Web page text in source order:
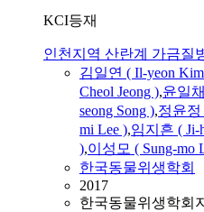
KCI등재
인천지역 산란계 가금질
김일연 ( Il-yeon Kim
Cheol Jeong ),윤일
seong Song ),정윤정
mi Lee ),임지흔 ( Ji-
),이성모 ( Sung-mo
한국동물위생학회
2017
한국동물위생학회